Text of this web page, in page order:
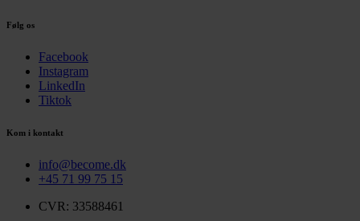
Følg os
Facebook
Instagram
LinkedIn
Tiktok
Kom i kontakt
info@become.dk
+45 71 99 75 15
CVR: 33588461